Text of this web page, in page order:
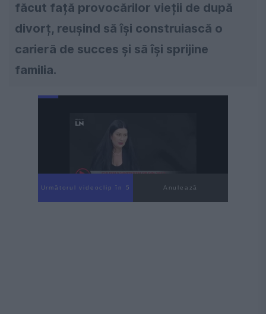
făcut față provocărilor vieții de după
divorț, reușind să își construiască o
carieră de succes și să își sprijine
familia.
Următorul videoclip în 4 Anulează